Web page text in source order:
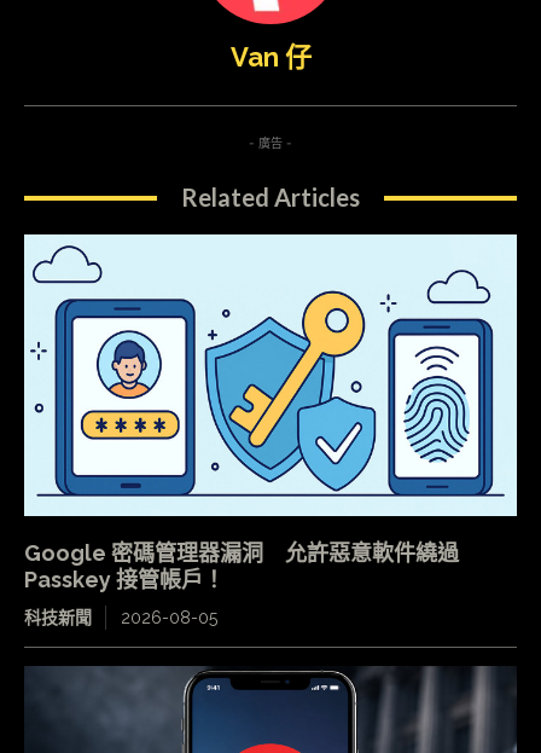
Van 仔
- 廣告 -
Related Articles
Google 密碼管理器漏洞 允許惡意軟件繞過
Passkey 接管帳戶！
科技新聞 2026-08-05